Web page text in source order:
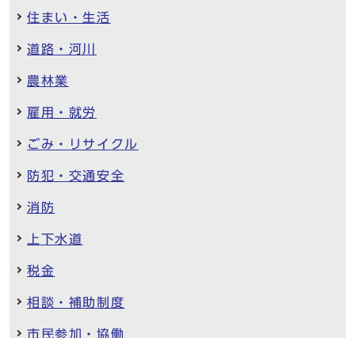
住まい・生活
道路・河川
農林業
雇用・就労
ごみ・リサイクル
防犯・交通安全
消防
上下水道
税金
相談・補助制度
市民参加・協働